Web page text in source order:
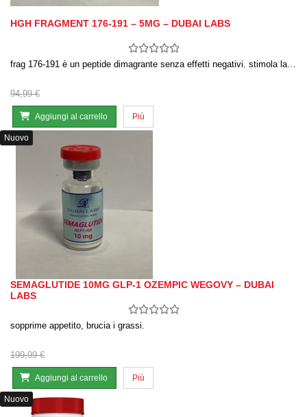
HGH FRAGMENT 176-191 – 5MG – DUBAI LABS
frag 176-191 è un peptide dimagrante senza effetti negativi. stimola la…
94,99 €
Aggiungi al carrello Più
Nuovo
SEMAGLUTIDE 10MG GLP-1 OZEMPIC WEGOVY – DUBAI
LABS
sopprime appetito, brucia i grassi.
199,99 €
Aggiungi al carrello Più
Nuovo